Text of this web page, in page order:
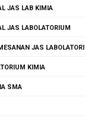
JAS LAB KIMIA
JAS LABOLATORIUM
JAS
KIMIA
SMA